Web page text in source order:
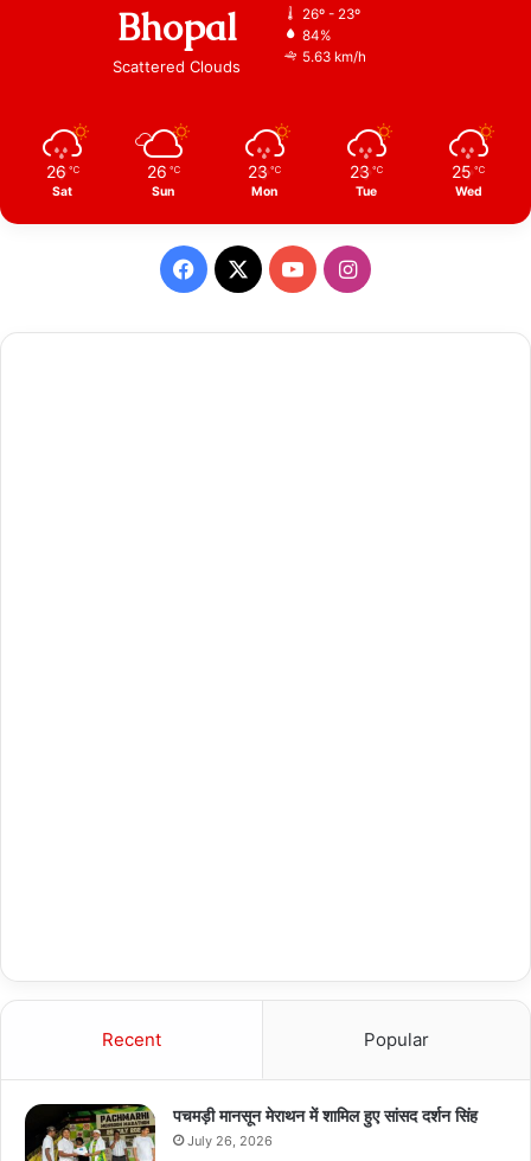
Bhopal
Scattered Clouds
26º - 23º
84%
5.63 km/h
26 ℃
Sat
26 ℃
Sun
23 ℃
Mon
23 ℃
Tue
25 ℃
Wed
Facebook
X YouTubeInstagram
Recent Popular
पचमड़ी मानसून मेराथन में शामिल हुए सांसद दर्शन सिंह
July 26, 2026